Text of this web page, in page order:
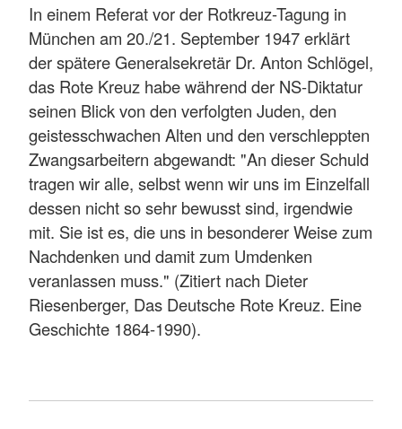
In einem Referat vor der Rotkreuz-Tagung in
München am 20./21. September 1947 erklärt
der spätere Generalsekretär Dr. Anton Schlögel,
das Rote Kreuz habe während der NS-Diktatur
seinen Blick von den verfolgten Juden, den
geistesschwachen Alten und den verschleppten
Zwangsarbeitern abgewandt: "An dieser Schuld
tragen wir alle, selbst wenn wir uns im Einzelfall
dessen nicht so sehr bewusst sind, irgendwie
mit. Sie ist es, die uns in besonderer Weise zum
Nachdenken und damit zum Umdenken
veranlassen muss." (Zitiert nach Dieter
Riesenberger, Das Deutsche Rote Kreuz. Eine
Geschichte 1864-1990).